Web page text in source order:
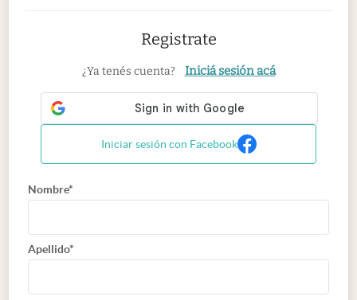
Registrate
¿Ya tenés cuenta? Iniciá sesión acá
Iniciar sesión con Facebook
Nombre*
Apellido*